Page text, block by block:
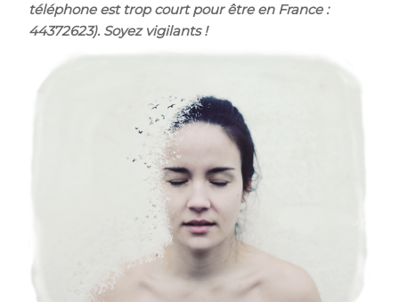
téléphone est trop court pour être en France :
44372623). Soyez vigilants !